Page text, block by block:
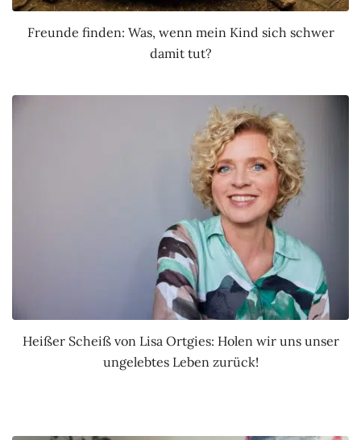
Freunde finden: Was, wenn mein Kind sich schwer
damit tut?
Heißer Scheiß von Lisa Ortgies: Holen wir uns unser
ungelebtes Leben zurück!